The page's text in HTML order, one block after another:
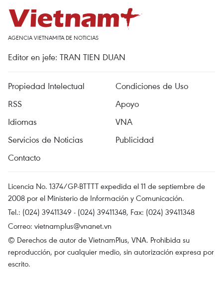
AGENCIA VIETNAMITA DE NOTICIAS
Editor en jefe: TRAN TIEN DUAN
Propiedad Intelectual
Condiciones de Uso
RSS
Apoyo
Idiomas
VNA
Servicios de Noticias
Publicidad
Contacto
Licencia No. 1374/GP-BTTTT expedida el 11 de septiembre de
2008 por el Ministerio de Información y Comunicación.
Tel.: (024) 39411349 - (024) 39411348, Fax: (024) 39411348
Correo: vietnamplus@vnanet.vn
© Derechos de autor de VietnamPlus, VNA. Prohibida su
reproducción, por cualquier medio, sin autorización expresa por
escrito.